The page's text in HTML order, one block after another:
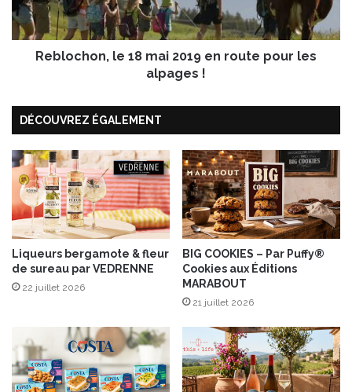
u
l
o
n
1
m
a
i
0
1
9
n
r
e
p
o
Reblochon, le 18 mai 2019 en route pour les
alpages !
DÉCOUVREZ ÉGALEMENT
Liqueurs bergamote & fleur
de sureau par VEDRENNE
22 juillet 2026
BIG COOKIES – Par Puffy®
Cookies aux Éditions
MARABOUT
21 juillet 2026